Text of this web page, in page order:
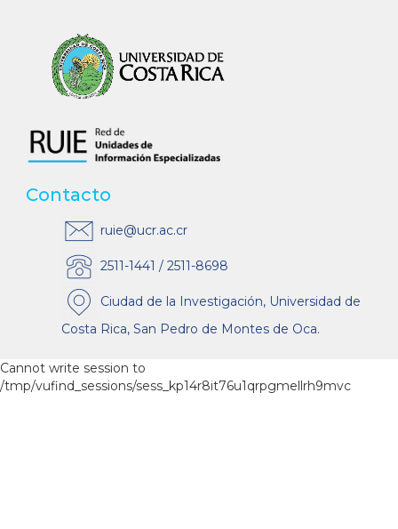
Contacto
ruie@ucr.ac.cr
2511-1441 / 2511-8698
Ciudad de la Investigación, Universidad de
Costa Rica, San Pedro de Montes de Oca.
Cannot write session to
/tmp/vufind_sessions/sess_kp14r8it76u1qrpgmellrh9mvc